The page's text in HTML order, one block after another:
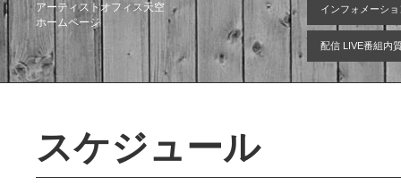
アーティストオフィス天空
ホームページ
インフォメーショ
配信 LIVE番組内
スケジュール